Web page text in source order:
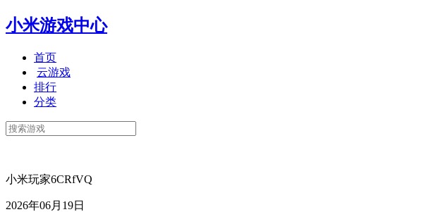
小米游戏中心
首页
云游戏
排行
分类
小米玩家6CRfVQ
2026年06月19日